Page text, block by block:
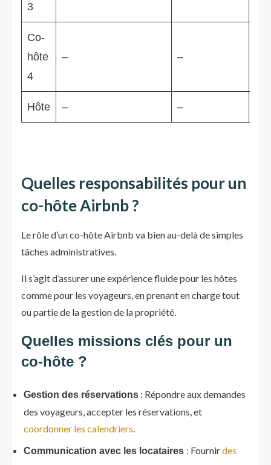
3
Co-
hôte
4
– –
Hôte – –
Quelles responsabilités pour un
co-hôte Airbnb ?
Le rôle d’un co-hôte Airbnb va bien au-delà de simples
tâches administratives.
Il s’agit d’assurer une expérience fluide pour les hôtes
comme pour les voyageurs, en prenant en charge tout
ou partie de la gestion de la propriété.
Quelles missions clés pour un
co-hôte ?
Gestion des réservations : Répondre aux demandes
des voyageurs, accepter les réservations, et
coordonner les calendriers.
Communication avec les locataires : Fournirdes